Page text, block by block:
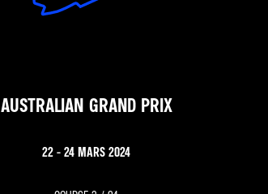
AUSTRALIAN GRAND PRIX
22 - 24 MARS 2024